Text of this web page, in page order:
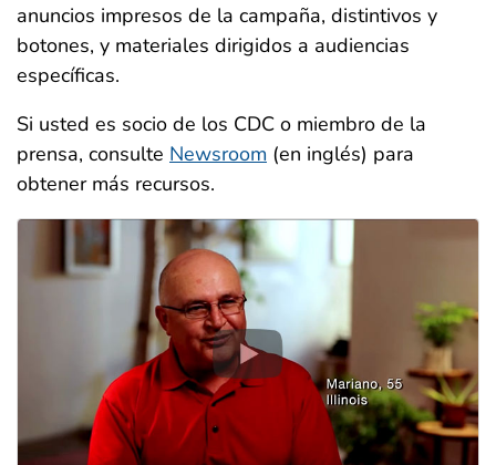
anuncios impresos de la campaña, distintivos y
botones, y materiales dirigidos a audiencias
específicas.
Si usted es socio de los CDC o miembro de la
prensa, consulte Newsroom (en inglés) para
obtener más recursos.